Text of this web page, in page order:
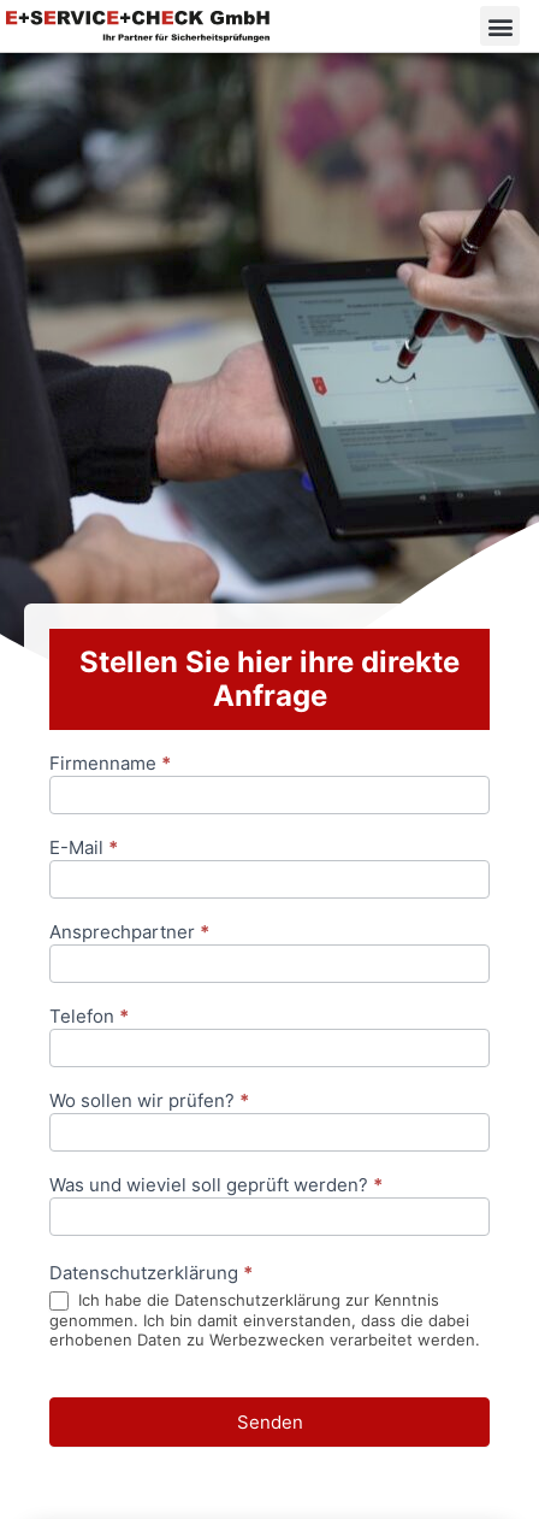
Stellen Sie hier ihre direkte
Anfrage
Anfrageformular
Firmenname *
E-Mail *
Ansprechpartner *
Telefon *
Wo sollen wir prüfen? *
Was und wieviel soll geprüft werden? *
Datenschutzerklärung *
Ich habe die Datenschutzerklärung zur Kenntnis
genommen. Ich bin damit einverstanden, dass die dabei
erhobenen Daten zu Werbezwecken verarbeitet werden.
Senden